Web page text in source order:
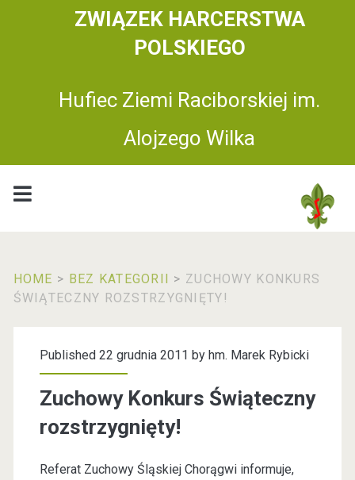
ZWIĄZEK HARCERSTWA
POLSKIEGO
Hufiec Ziemi Raciborskiej im.
Alojzego Wilka
HOME > BEZ KATEGORII > ZUCHOWY KONKURS
ŚWIĄTECZNY ROZSTRZYGNIĘTY!
Published 22 grudnia 2011 by hm. Marek Rybicki
Zuchowy Konkurs Świąteczny
rozstrzygnięty!
Referat Zuchowy Śląskiej Chorągwi informuje,